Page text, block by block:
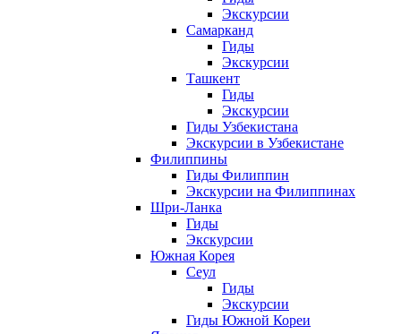
Экскурсии
Самарканд
Гиды
Экскурсии
Ташкент
Гиды
Экскурсии
Гиды Узбекистана
Экскурсии в Узбекистане
Филиппины
Гиды Филиппин
Экскурсии на Филиппинах
Шри-Ланка
Гиды
Экскурсии
Южная Корея
Сеул
Гиды
Экскурсии
Гиды Южной Кореи